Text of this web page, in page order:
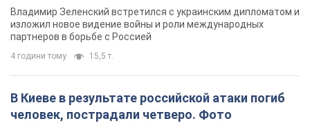
Владимир Зеленский встретился с украинским дипломатом и
изложил новое видение войны и роли международных
партнеров в борьбе с Россией
4 години тому 15,5 т.
В Киеве в результате российской атаки погиб
человек, пострадали четверо. Фото